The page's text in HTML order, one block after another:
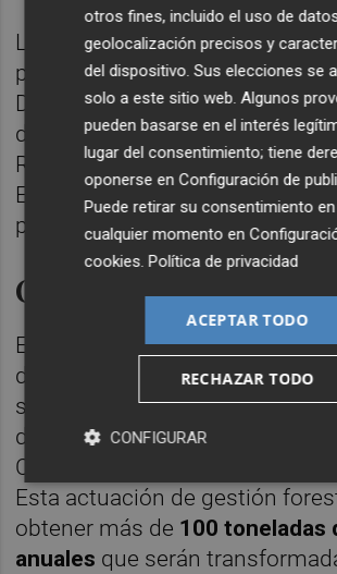
La Fundación Biodiversidad del
para la Transición Ecológica y el
Demográfico (MITECO) en el
de Recuperación,
Resiliencia (PRTR), financiado
Europea - NextGenerationEU,
por ciento de este proyecto.
Ocho tipos de
En el marco de este proyecto, la
desarrollará un plan para la
sostenible de 200 hectáreas
distribuidas por las
Camp de Turia y del Interior
Esta actuación de gestión
obtener más de 100 toneladas
anuales que serán
otros fines, incluido el uso de
geolocalización precisos y
del dispositivo. Sus elecciones se
solo a este sitio web. Algunos
pueden basarse en el interés
lugar del consentimiento; tiene
oponerse enConfiguración de
Puede retirar su consentimiento en
cualquier momento en
cookies .Política de privacidad
ACEPTAR TODO
RECHAZAR TODO
CONFIGURAR